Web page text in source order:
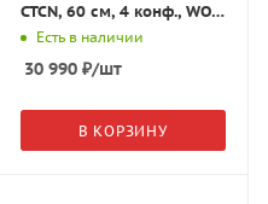
CTCN, 60 см, 4 конф., WOK,
матовый чёрный/медь
Есть в наличии
30 990₽/шт
В КОРЗИНУ